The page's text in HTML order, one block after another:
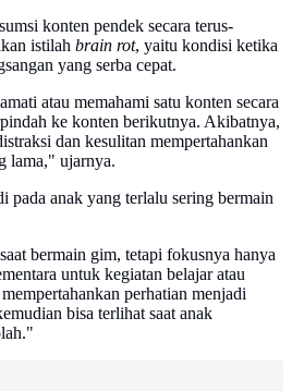
konten pendek secara terus-
istilah brain rot, yaitu kondisi ketika
yang serba cepat.
atau memahami satu konten secara
ke konten berikutnya. Akibatnya,
dan kesulitan mempertahankan
lama," ujarnya.
pada anak yang terlalu sering bermain
bermain gim, tetapi fokusnya hanya
untuk kegiatan belajar atau
perhatian menjadi
bisa terlihat saat anak